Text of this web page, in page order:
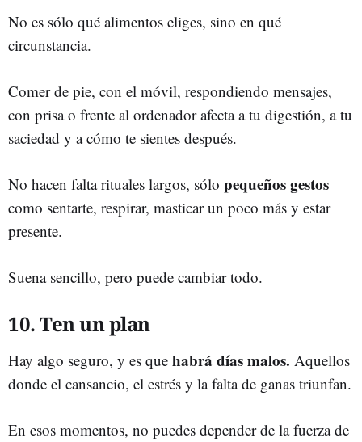
No es sólo qué alimentos eliges, sino en qué
circunstancia.
Comer de pie, con el móvil, respondiendo mensajes,
con prisa o frente al ordenador afecta a tu digestión, a tu
saciedad y a cómo te sientes después.
No hacen falta rituales largos, sólo pequeños gestos
como sentarte, respirar, masticar un poco más y estar
presente.
Suena sencillo, pero puede cambiar todo.
10. Ten un plan
Hay algo seguro, y es que habrá días malos. Aquellos
donde el cansancio, el estrés y la falta de ganas triunfan.
En esos momentos, no puedes depender de la fuerza de